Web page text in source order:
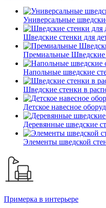
Универсальные
Шведские стенки для
Премиальные
Напольные шведские
Шведские стенки в
Детское навесное
Деревянные шведские
Элементы шведской
Примерка в интерьере